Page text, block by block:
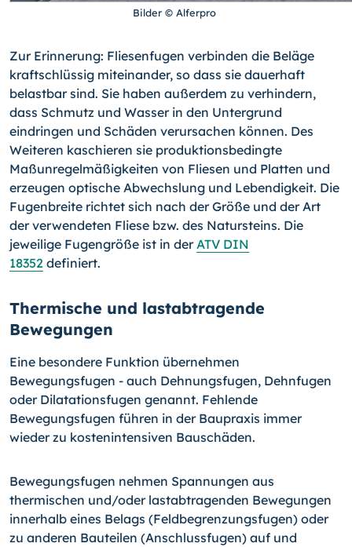
Bilder © Alferpro
Zur Erinnerung: Fliesenfugen verbinden die Beläge
kraftschlüssig miteinander, so dass sie dauerhaft
belastbar sind. Sie haben außerdem zu verhindern,
dass Schmutz und Wasser in den Untergrund
eindringen und Schäden verursachen können. Des
Weiteren kaschieren sie produktionsbedingte
Maßunregelmäßigkeiten von Fliesen und Platten und
erzeugen optische Abwechslung und Lebendigkeit. Die
Fugenbreite richtet sich nach der Größe und der Art
der verwendeten Fliese bzw. des Natursteins. Die
jeweilige Fugengröße ist in derATV DIN
18352 definiert.
Thermische und lastabtragende
Bewegungen
Eine besondere Funktion übernehmen
Bewegungsfugen - auch Dehnungsfugen, Dehnfugen
oder Dilatationsfugen genannt. Fehlende
Bewegungsfugen führen in der Baupraxis immer
wieder zu kostenintensiven Bauschäden.
Bewegungsfugen nehmen Spannungen aus
thermischen und/oder lastabtragenden Bewegungen
innerhalb eines Belags (Feldbegrenzungsfugen) oder
zu anderen Bauteilen (Anschlussfugen) auf und